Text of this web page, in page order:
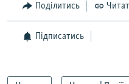
Поділитись
Підписатись